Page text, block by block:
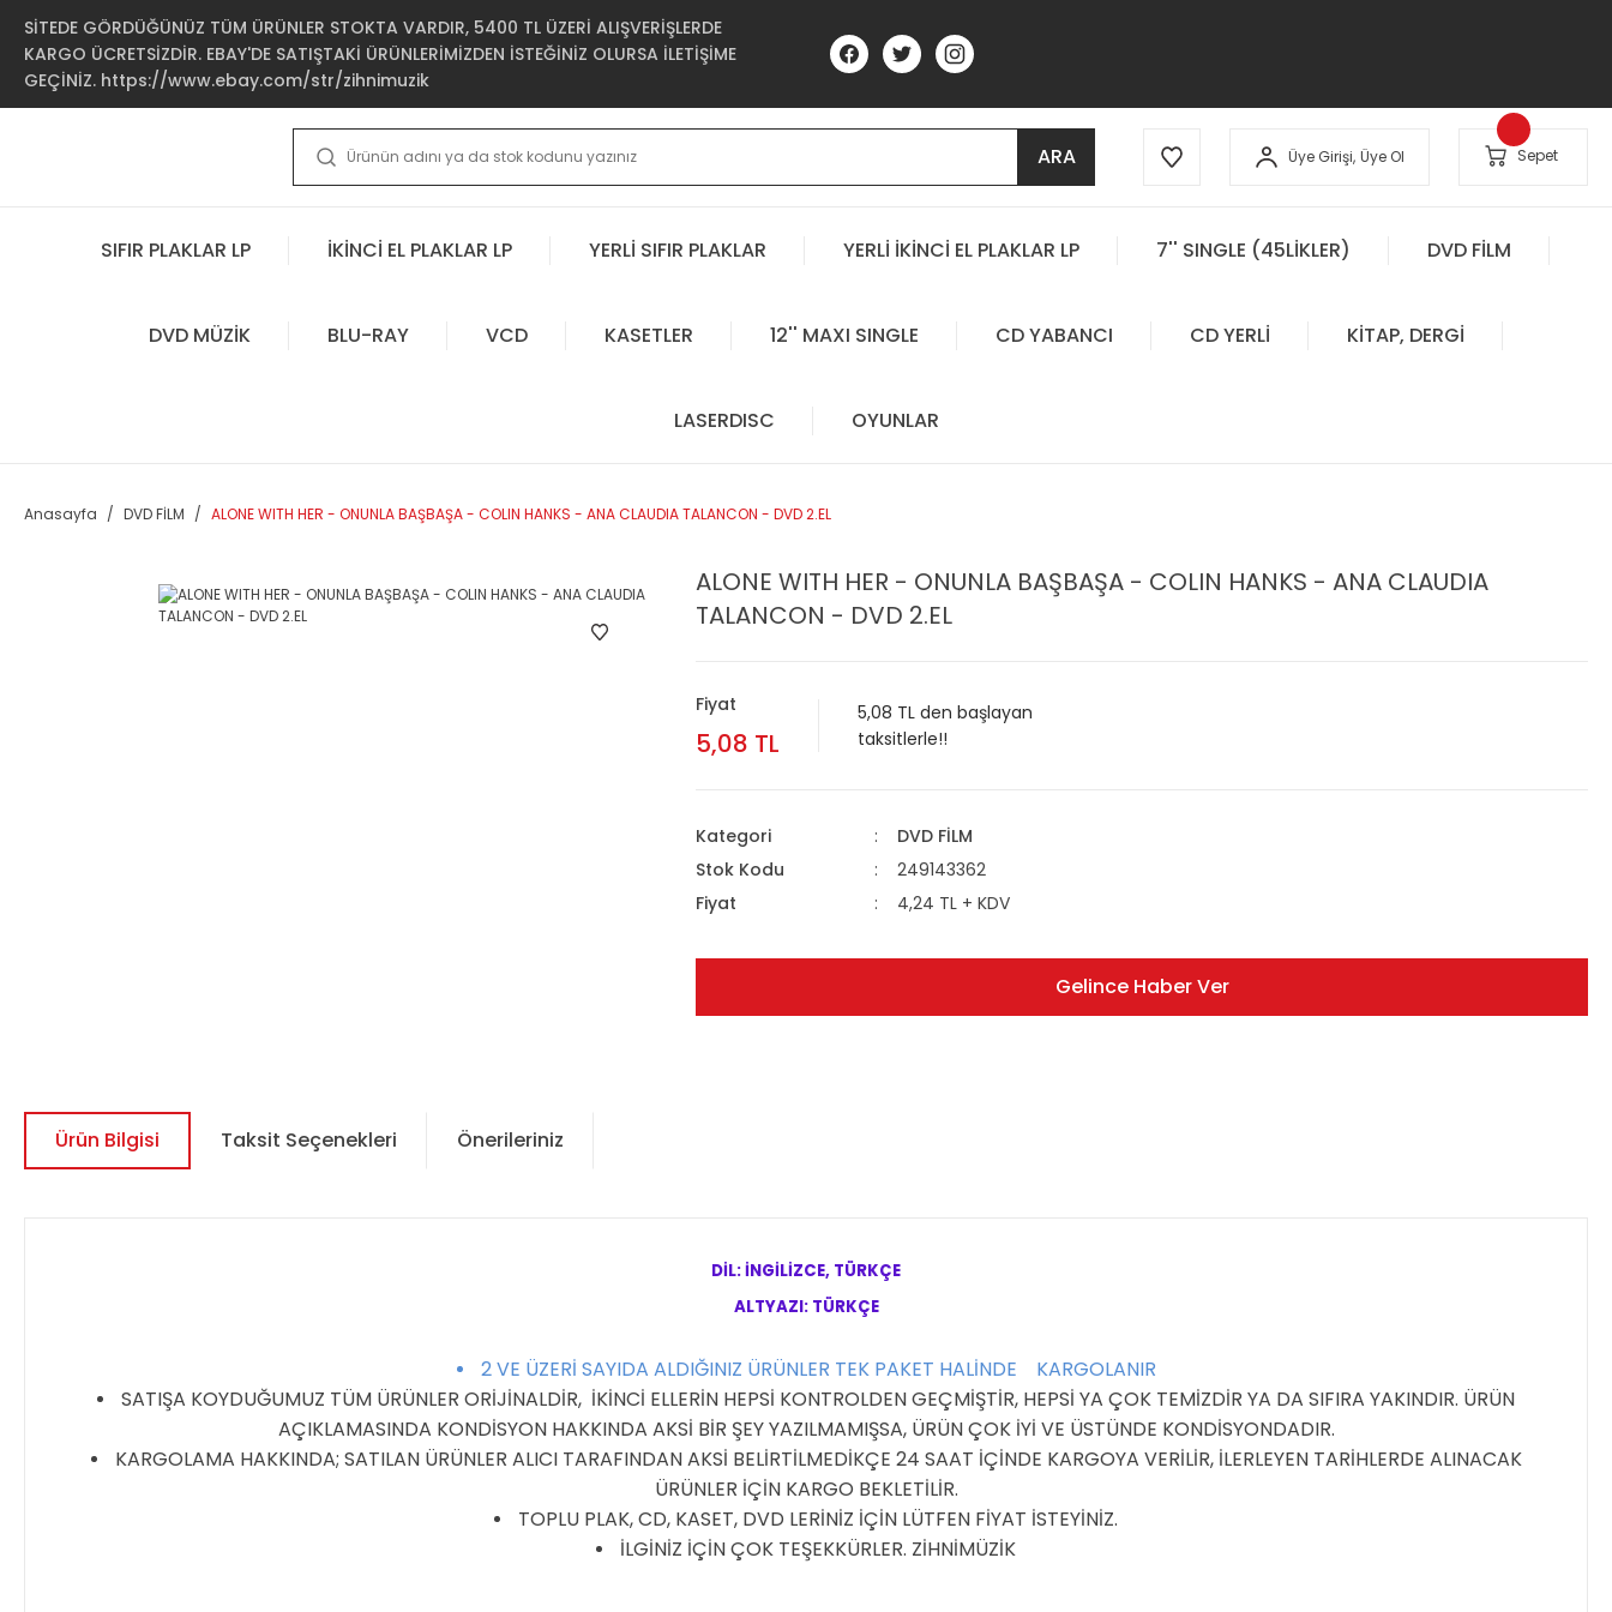
SİTEDE GÖRDÜĞÜNÜZ TÜM ÜRÜNLER STOKTA VARDIR, 5400 TL ÜZERİ ALIŞVERİŞLERDE
KARGO ÜCRETSİZDİR. EBAY'DE SATIŞTAKİ ÜRÜNLERİMİZDEN İSTEĞİNİZ OLURSA İLETİŞİME
GEÇİNİZ. https://www.ebay.com/str/zihnimuzik
ARA Üye Girişi, Üye Ol Sepet
SIFIR PLAKLAR LP İKİNCİ EL PLAKLAR LP YERLİ SIFIR PLAKLAR YERLİ İKİNCİ EL PLAKLAR LP 7'' SINGLE (45LİKLER) DVD FİLM
DVD MÜZİK BLU-RAY VCD KASETLER 12'' MAXI SINGLE CD YABANCI CD YERLİ KİTAP, DERGİ
LASERDISC OYUNLAR
Anasayfa DVD FİLM ALONE WITH HER - ONUNLA BAŞBAŞA - COLIN HANKS - ANA CLAUDIA TALANCON - DVD 2.EL
ALONE WITH HER - ONUNLA BAŞBAŞA - COLIN HANKS - ANA CLAUDIA
TALANCON - DVD 2.EL
Fiyat
5,08 TL
5,08 TL den başlayan
taksitlerle!!
Kategori
DVD FİLM
Stok Kodu
249143362
Fiyat
4,24 TL + KDV
Gelince Haber Ver
Ürün Bilgisi Taksit Seçenekleri Önerileriniz
DİL: İNGİLİZCE, TÜRKÇE
ALTYAZI: TÜRKÇE
2 VE ÜZERİ SAYIDA ALDIĞINIZ ÜRÜNLER TEK PAKET HALİNDE KARGOLANIR
SATIŞA KOYDUĞUMUZ TÜM ÜRÜNLER ORİJİNALDİR, İKİNCİ ELLERİN HEPSİ KONTROLDEN GEÇMİŞTİR, HEPSİ YA ÇOK TEMİZDİR YA DA SIFIRA YAKINDIR. ÜRÜN
AÇIKLAMASINDA KONDİSYON HAKKINDA AKSİ BİR ŞEY YAZILMAMIŞSA, ÜRÜN ÇOK İYİ VE ÜSTÜNDE KONDİSYONDADIR.
KARGOLAMA HAKKINDA; SATILAN ÜRÜNLER ALICI TARAFINDAN AKSİ BELİRTİLMEDİKÇE 24 SAAT İÇİNDE KARGOYA VERİLİR, İLERLEYEN TARİHLERDE ALINACAK
ÜRÜNLER İÇİN KARGO BEKLETİLİR.
TOPLU PLAK, CD, KASET, DVD LERİNİZ İÇİN LÜTFEN FİYAT İSTEYİNİZ.
İLGİNİZ İÇİN ÇOK TEŞEKKÜRLER. ZİHNİMÜZİK